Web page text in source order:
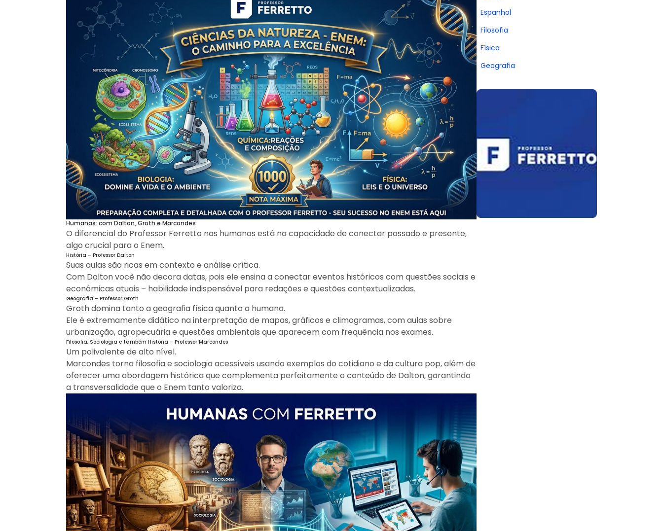
Humanas: com Dalton, Groth e Marcondes
O diferencial do Professor Ferretto nas humanas está na capacidade de conectar passado e presente,
algo crucial para o Enem.
História – Professor Dalton
Suas aulas são ricas em contexto e análise crítica.
Com Dalton você não decora datas, pois ele ensina a conectar eventos históricos com questões sociais e
econômicas atuais – habilidade indispensável para redações e questões contextualizadas.
Geografia – Professor Groth
Groth domina tanto a geografia física quanto a humana.
Ele é extremamente didático na interpretação de mapas, gráficos e climogramas, com aulas sobre
urbanização, agropecuária e questões ambientais que aparecem com frequência nos exames.
Filosofia, Sociologia e também História – Professor Marcondes
Um polivalente de alto nível.
Marcondes torna filosofia e sociologia acessíveis usando exemplos do cotidiano e da cultura pop, além de
oferecer uma abordagem histórica que complementa perfeitamente o conteúdo de Dalton, garantindo
a transversalidade que o Enem tanto valoriza.
Espanhol
Filosofia
Física
Geografia